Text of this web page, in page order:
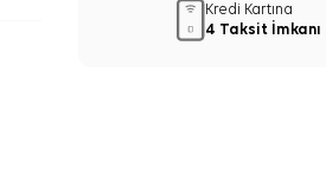
Kredi Kartına
4 Taksit İmkanı